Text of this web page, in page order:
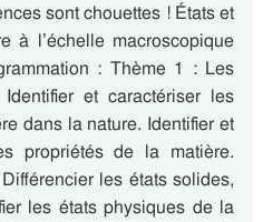
sont chouettes ! États et
à l’échelle macroscopique
: Thème 1 : Les
et caractériser les
dans la nature. Identifier et
propriétés de la matière.
les états solides,
les états physiques de la